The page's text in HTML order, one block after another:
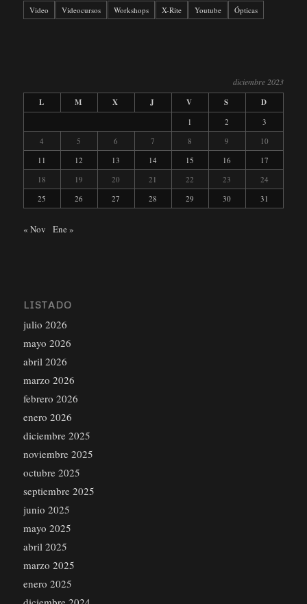
Video
Videocursos Workshops X-Rite Youtube Ópticas
diciembre 2023
L
M X J V S D
1 2
3
4
5 6 7 8 9
10
11
12 13 14 15 16
17
18
19 20 21 22 23
24
25
26 27 28 29 30 31
« Nov Ene »
LISTADO
julio 2026
mayo 2026
abril 2026
marzo 2026
febrero 2026
enero 2026
diciembre 2025
noviembre 2025
octubre 2025
septiembre 2025
junio 2025
mayo 2025
abril 2025
marzo 2025
enero 2025